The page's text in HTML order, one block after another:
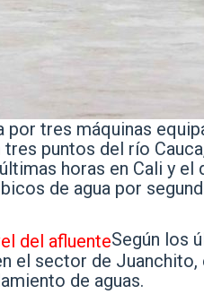
tres máquinas
puntos del río Cauca
horas en Cali y el
de agua por
Según los
el sector de Juanchito,
de aguas.